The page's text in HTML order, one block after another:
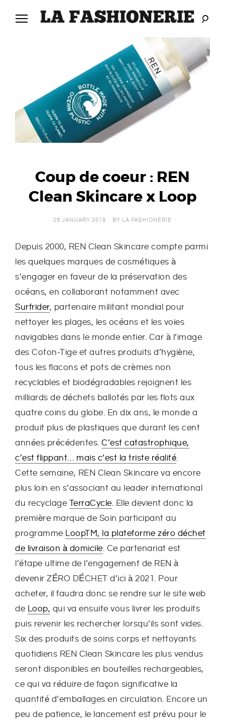
content
A
S
I
O
E
R
I
E
Coup de coeur : REN
Clean Skincare x Loop
29 JANUARY 2019 BY LA FASHIONERIE
Depuis 2000, REN Clean Skincare compte parmi
les quelques marques de cosmétiques à
s’engager en faveur de la préservation des
océans, en collaborant notamment avec
Surfrider, partenaire militant mondial pour
nettoyer les plages, les océans et les voies
navigables dans le monde entier. Car à l’image
des Coton-Tige et autres produits d’hygiène,
tous les flacons et pots de crèmes non
recyclables et biodégradables rejoignent les
milliards de déchets ballotés par les flots aux
quatre coins du globe. En dix ans, le monde a
produit plus de plastiques que durant les cent
années précédentes. C’est catastrophique,
c’est flippant… mais c’est la triste réalité.
Cette semaine, REN Clean Skincare va encore
plus loin en s’associant au leader international
du recyclage TerraCycle. Elle devient donc la
première marque de Soin participant au
programme LoopTM, la plateforme zéro déchet
de livraison à domicile. Ce partenariat est
l’étape ultime de l’engagement de REN à
devenir ZÉRO DÉCHET d’ici à 2021. Pour
acheter, il faudra donc se rendre sur le site web
de Loop, qui va ensuite vous livrer les produits
puis revenir les rechercher lorsqu’ils sont vides.
Six des produits de soins corps et nettoyants
quotidiens REN Clean Skincare les plus vendus
seront disponibles en bouteilles rechargeables,
ce qui va réduire de façon significative la
quantité d’emballages en circulation. Encore un
peu de patience, le lancement est prévu pour le